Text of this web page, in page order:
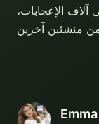
الإعجابات،